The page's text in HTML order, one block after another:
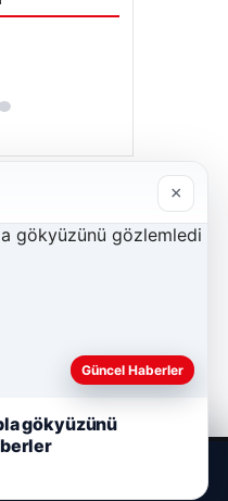
×
Güncel Haberler
gökyüzünü